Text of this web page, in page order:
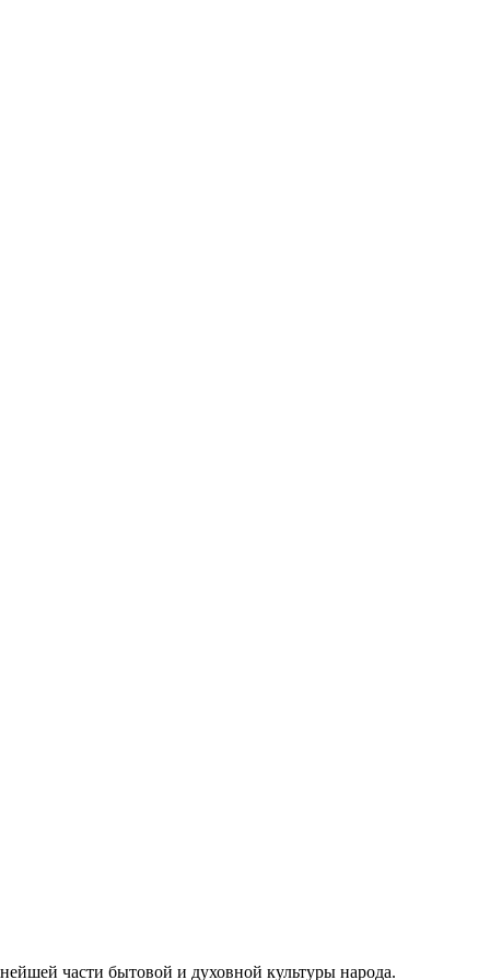
части бытовой и духовной культуры народа.